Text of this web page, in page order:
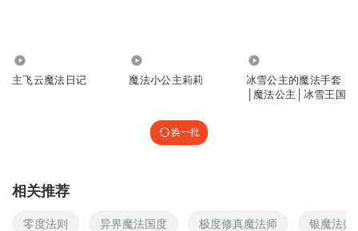
主飞云魔法日记 魔法小公主莉莉
冰雪公主的魔法手套
│魔法公主│冰雪王国
换一批
相关推荐
零度法则 异界魔法国度 极度修真魔法师 银魔法师